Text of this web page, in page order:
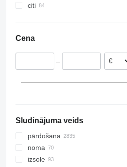
Beļģija
Igaunija
Apvienotie Arābu Emirāti
Azerbaidžāna
citi
Argentīna
Čīle
Cena
–
Sludinājuma veids
pārdošana
noma
izsole